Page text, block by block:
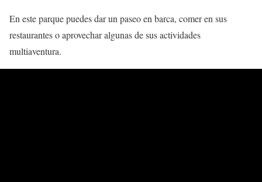
En este parque puedes dar un paseo en barca, comer en sus
restaurantes o aprovechar algunas de sus actividades
multiaventura.